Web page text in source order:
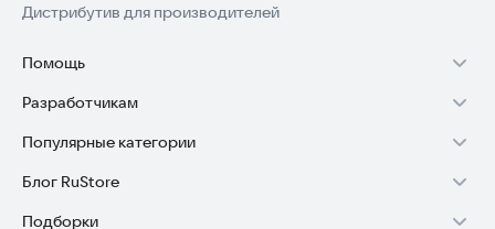
Дистрибутив для производителей
Помощь
Установка RuStore на TV
Установка RuStore на телефон
Установка RuStore в машину
Разработчикам
Зарабатывать с RuStore
Стать разработчиком
Популярные категории
Игры для Android
Блог RuStore
Подборки